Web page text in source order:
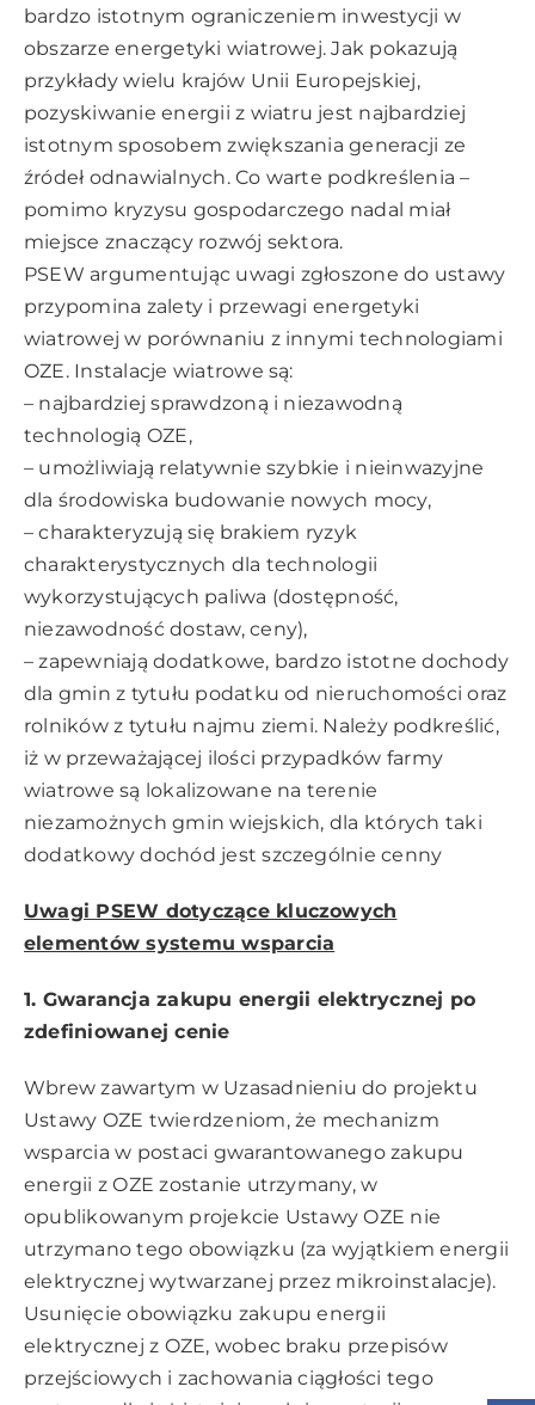
bardzo istotnym ograniczeniem inwestycji w
obszarze energetyki wiatrowej. Jak pokazują
przykłady wielu krajów Unii Europejskiej,
pozyskiwanie energii z wiatru jest najbardziej
istotnym sposobem zwiększania generacji ze
źródeł odnawialnych. Co warte podkreślenia –
pomimo kryzysu gospodarczego nadal miał
miejsce znaczący rozwój sektora.
PSEW argumentując uwagi zgłoszone do ustawy
przypomina zalety i przewagi energetyki
wiatrowej w porównaniu z innymi technologiami
OZE. Instalacje wiatrowe są:
– najbardziej sprawdzoną i niezawodną
technologią OZE,
– umożliwiają relatywnie szybkie i nieinwazyjne
dla środowiska budowanie nowych mocy,
– charakteryzują się brakiem ryzyk
charakterystycznych dla technologii
wykorzystujących paliwa (dostępność,
niezawodność dostaw, ceny),
– zapewniają dodatkowe, bardzo istotne dochody
dla gmin z tytułu podatku od nieruchomości oraz
rolników z tytułu najmu ziemi. Należy podkreślić,
iż w przeważającej ilości przypadków farmy
wiatrowe są lokalizowane na terenie
niezamożnych gmin wiejskich, dla których taki
dodatkowy dochód jest szczególnie cenny
Uwagi PSEW dotyczące kluczowych
elementów systemu wsparcia
1. Gwarancja zakupu energii elektrycznej po
zdefiniowanej cenie
Wbrew zawartym w Uzasadnieniu do projektu
Ustawy OZE twierdzeniom, że mechanizm
wsparcia w postaci gwarantowanego zakupu
energii z OZE zostanie utrzymany, w
opublikowanym projekcie Ustawy OZE nie
utrzymano tego obowiązku (za wyjątkiem energii
elektrycznej wytwarzanej przez mikroinstalacje).
Usunięcie obowiązku zakupu energii
elektrycznej z OZE, wobec braku przepisów
przejściowych i zachowania ciągłości tego